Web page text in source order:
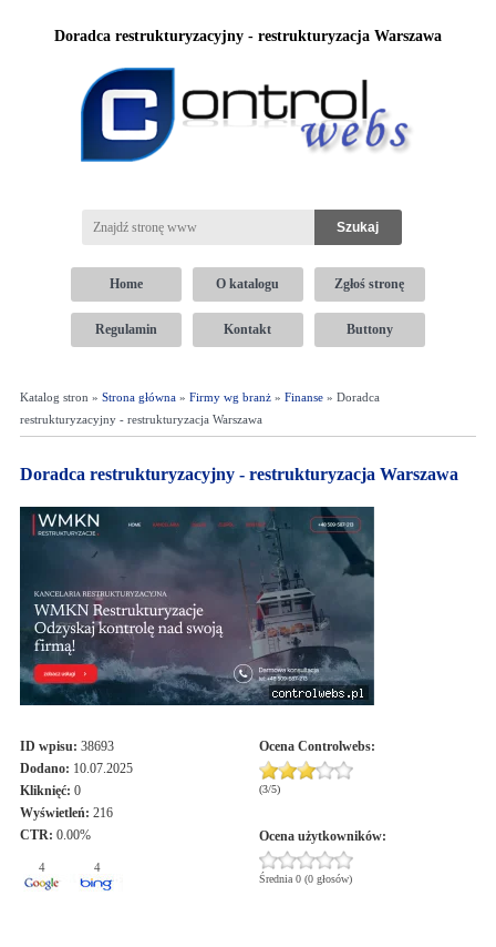
Doradca restrukturyzacyjny - restrukturyzacja Warszawa
Home O katalogu Zgłoś stronę
Regulamin Kontakt Buttony
Katalog stron » Strona główna» Firmy wg branż» Finanse» Doradca
restrukturyzacyjny - restrukturyzacja Warszawa
Doradca restrukturyzacyjny - restrukturyzacja Warszawa
ID wpisu: 38693
Dodano: 10.07.2025
Kliknięć: 0
Wyświetleń: 216
CTR: 0.00%
4 4
Ocena Controlwebs:
(3/5)
Ocena użytkowników:
Średnia 0 (0 głosów)